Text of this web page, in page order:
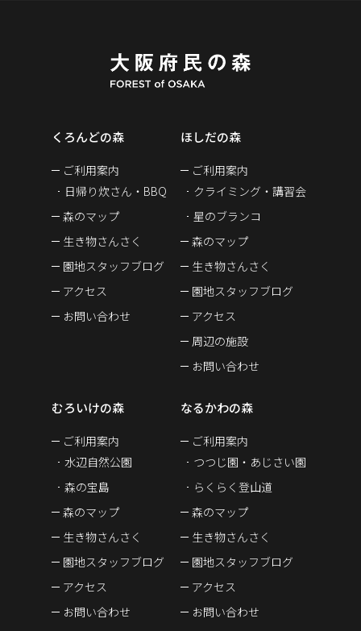
くろんどの森
ご利用案内
日帰り炊さん・BBQ
森のマップ
生き物さんさく
園地スタッフブログ
アクセス
お問い合わせ
ほしだの森
ご利用案内
クライミング・講習会
星のブランコ
森のマップ
生き物さんさく
園地スタッフブログ
アクセス
周辺の施設
お問い合わせ
むろいけの森
ご利用案内
水辺自然公園
森の宝島
森のマップ
生き物さんさく
園地スタッフブログ
アクセス
お問い合わせ
なるかわの森
ご利用案内
つつじ園・あじさい園
らくらく登山道
森のマップ
生き物さんさく
園地スタッフブログ
アクセス
お問い合わせ